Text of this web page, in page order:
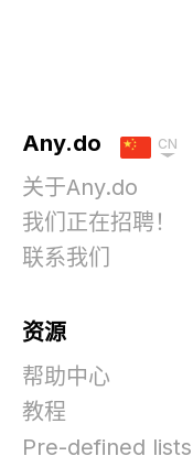
Any.do CN
关于Any.do
我们正在招聘！
联系我们
资源
帮助中心
教程
Pre-defined lists